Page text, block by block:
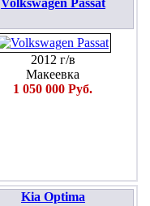
Volkswagen Passat
2012 г/в
Макеевка
1 050 000 Руб.
Kia Optima